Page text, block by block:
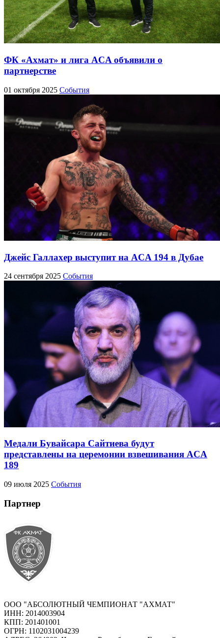
ФК «Ахмат» и лига ACA объявили о
партнерстве
01 октября 2025 События
Джейс Галлахер выступит на ACA 194 в Дубае
24 сентября 2025 События
Медали Бувайсара Сайтиева будут
представлены на церемонии взвешивания ACA
189
09 июля 2025 События
Партнер
ООО "АБСОЛЮТНЫЙ ЧЕМПИОНАТ "АХМАТ"
ИНН: 2014003904
КПП: 201401001
ОГРН: 1102031004239